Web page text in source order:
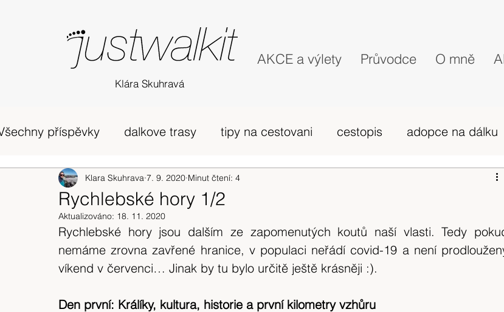
AKCE a výlety Průvodce O mně
Klára Skuhravá
příspěvky dalkove trasy tipy na cestovani cestopis adopce na dálku
Edinburgh horská túra Skotsko camino Portugues
zivot v UK osobni nazory Skotsko vybava hory výlet 2019 dovolená
expedice Skotské ostrovy Indonésie tip na výlet Španělsko
Rychlebské hory 1/2
Klara Skuhrava 7. 9. 2020 Minut čtení: 4
Aktualizováno: 18. 11. 2020
Rychlebské hory jsou dalším ze zapomenutých koutů naší vlasti. Tedy
nemáme zrovna zavřené hranice, v populaci neřádí covid-19 a není
víkend v červenci… Jinak by tu bylo určitě ještě krásněji :).
Den první: Králíky, kultura, historie a první kilometry vzhůru